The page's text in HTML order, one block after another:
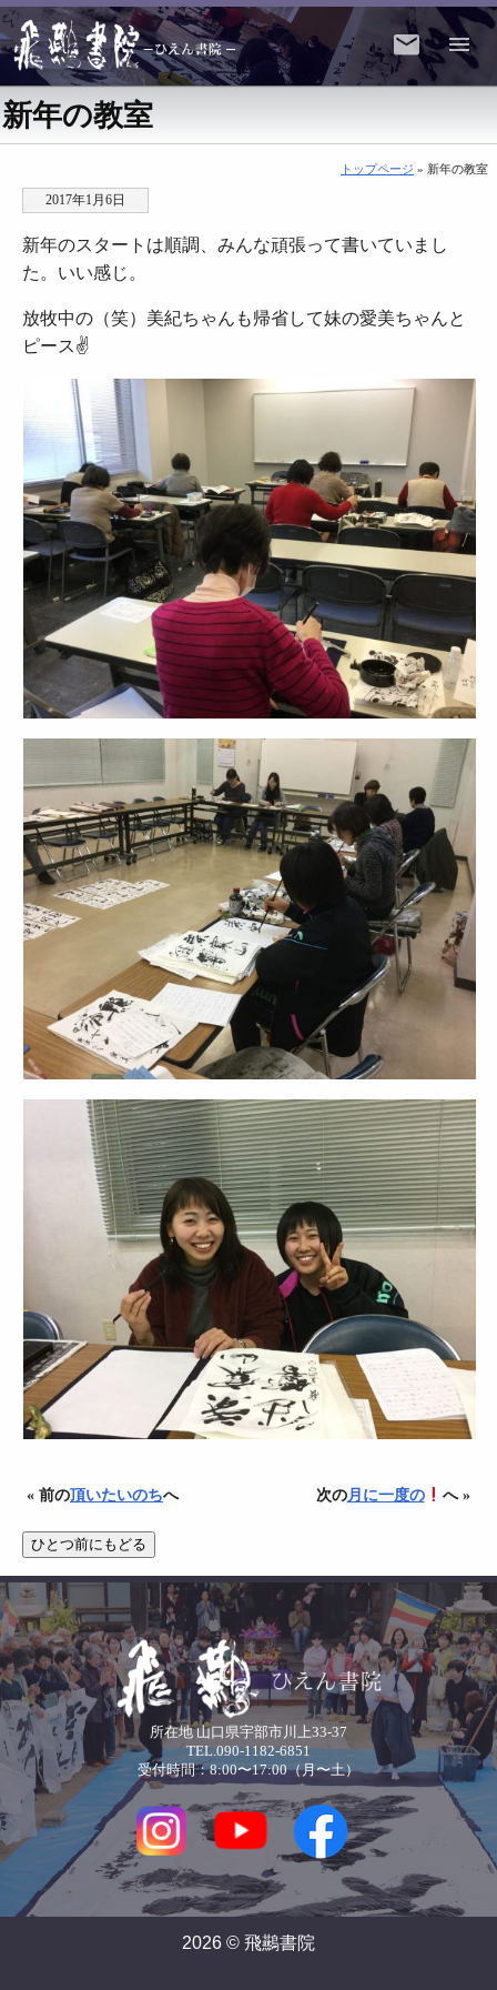
新年の教室
トップページ » 新年の教室
2017年1月6日
新年のスタートは順調、みんな頑張って書いていまし
た。いい感じ。
放牧中の（笑）美紀ちゃんも帰省して妹の愛美ちゃんと
ピース✌️
« 前の頂いたいのちへ 次の月に一度の へ »
所在地 山口県宇部市川上33-37
TEL.090-1182-6851
受付時間：8:00〜17:00（月〜土）
2026 © 飛䴏書院